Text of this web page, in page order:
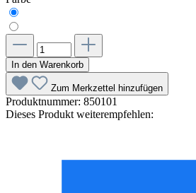
In den Warenkorb
Zum Merkzettel hinzufügen
Produktnummer: 850101
Dieses Produkt weiterempfehlen: